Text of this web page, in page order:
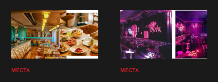
МЕСТА МЕСТА